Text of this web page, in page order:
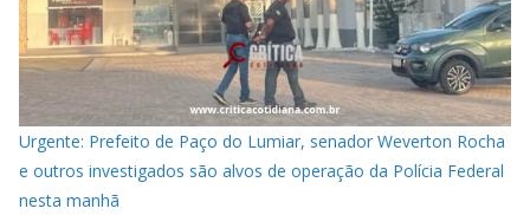
Urgente: Prefeito de Paço do Lumiar, senador Weverton Rocha
e outros investigados são alvos de operação da Polícia Federal
nesta manhã